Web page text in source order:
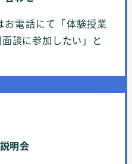
電話にて「体験授業
談に参加したい」と
明会